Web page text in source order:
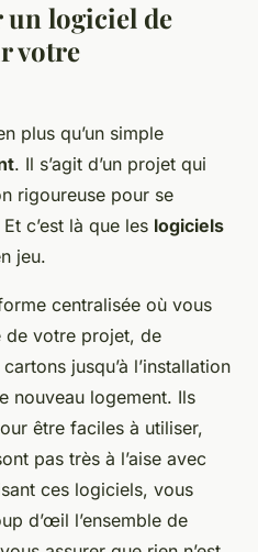
logiciel de
votre
plus qu’un simple
. Il s’agit d’un projet qui
rigoureuse pour se
c’est là que les logiciels
jeu.
centralisée où vous
de votre projet, de
jusqu’à l’installation
nouveau logement. Ils
être faciles à utiliser,
pas très à l’aise avec
ces logiciels, vous
d’œil l’ensemble de